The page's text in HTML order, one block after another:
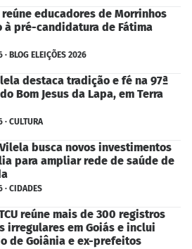
reúne educadores de Morrinhos
à pré-candidatura de Fátima
BLOG ELEIÇÕES 2026
destaca tradição e fé na 97ª
Bom Jesus da Lapa, em Terra
CULTURA
busca novos investimentos
para ampliar rede de saúde de
· CIDADES
reúne mais de 300 registros
irregulares em Goiás e inclui
de Goiânia e ex-prefeitos